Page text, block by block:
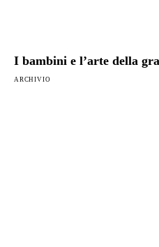
I bambini e l’arte della
ARCHIVIO